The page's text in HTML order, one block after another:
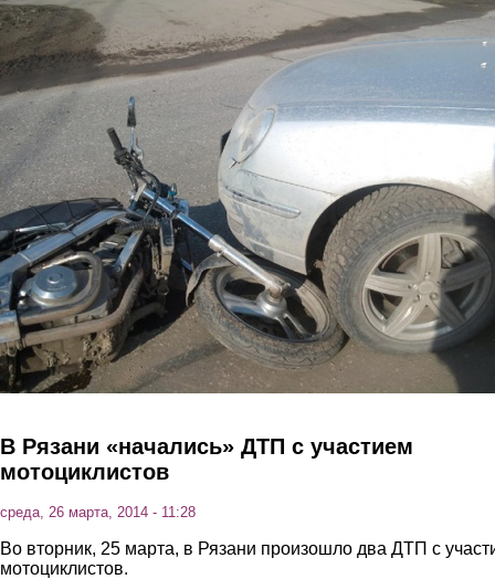
Перейти к основному содержанию
В Рязани «начались» ДТП с участием
мотоциклистов
среда, 26 марта, 2014 - 11:28
Во вторник, 25 марта, в Рязани произошло два ДТП с
мотоциклистов.